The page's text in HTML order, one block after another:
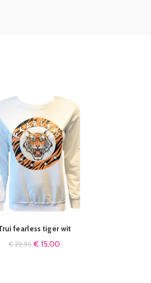
QUICK SHOP
fearless tiger wit
€29,95 € 15,00